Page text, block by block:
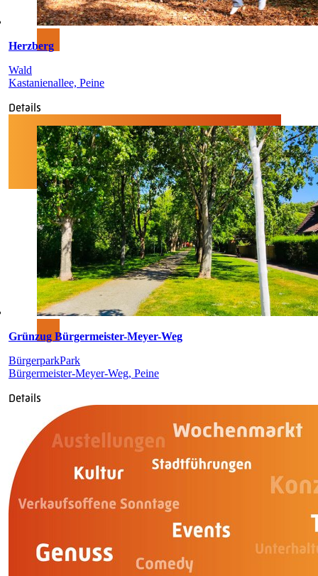
Herzberg
Wald
Kastanienallee, Peine
Details
Grünzug Bürgermeister-Meyer-Weg
BürgerparkPark
Bürgermeister-Meyer-Weg, Peine
Details